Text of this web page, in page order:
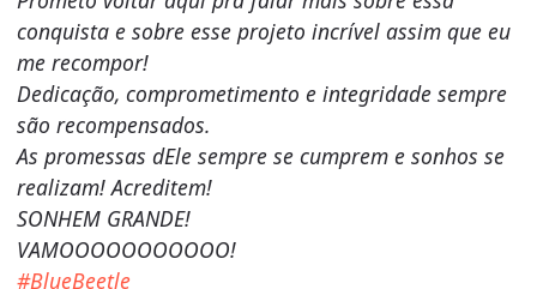
conquista e sobre esse projeto incrível assim que eu
me recompor!
Dedicação, comprometimento e integridade sempre
são recompensados.
As promessas dEle sempre se cumprem e sonhos se
realizam! Acreditem!
SONHEM GRANDE!
VAMOOOOOOOOOOO!
#BlueBeetle